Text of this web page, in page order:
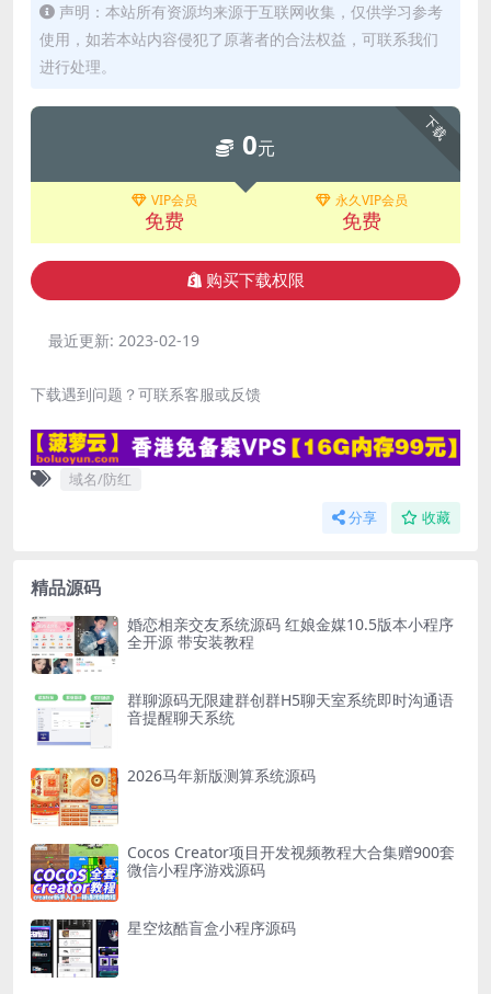
声明：本站所有资源均来源于互联网收集，仅供学习参考
使用，如若本站内容侵犯了原著者的合法权益，可联系我们
进行处理。
下载
0元
VIP会员
免费
永久VIP会员
免费
购买下载权限
最近更新: 2023-02-19
下载遇到问题？可联系客服或反馈
域名/防红
分享 收藏
精品源码
婚恋相亲交友系统源码 红娘金媒10.5版本小程序
全开源 带安装教程
群聊源码无限建群创群H5聊天室系统即时沟通语
音提醒聊天系统
2026马年新版测算系统源码
Cocos Creator项目开发视频教程大合集赠900套
微信小程序游戏源码
星空炫酷盲盒小程序源码